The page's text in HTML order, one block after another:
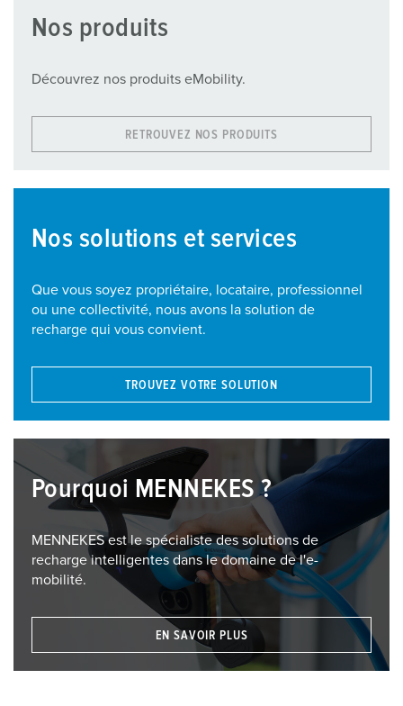
Nos produits
Découvrez nos produits eMobility.
RETROUVEZ NOS PRODUITS
Nos solutions et services
Que vous soyez propriétaire, locataire, professionnel
ou une collectivité, nous avons la solution de
recharge qui vous convient.
TROUVEZ VOTRE SOLUTION
Pourquoi MENNEKES ?
MENNEKES est le spécialiste des solutions de
recharge intelligentes dans le domaine de l'e-
mobilité.
EN SAVOIR PLUS